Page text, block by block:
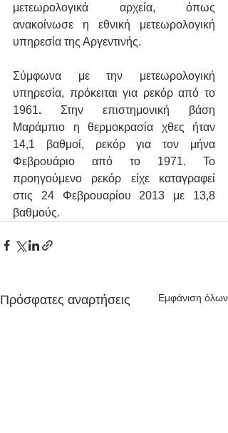
μετεωρολογικά αρχεία, όπως
ανακοίνωσε η εθνική μετεωρολογική
υπηρεσία της Αργεντινής.
Σύμφωνα με την μετεωρολογική
υπηρεσία, πρόκειται για ρεκόρ από το
1961. Στην επιστημονική βάση
Μαράμπιο η θερμοκρασία χθες ήταν
14,1 βαθμοί, ρεκόρ για τον μήνα
Φεβρουάριο από το 1971. Το
προηγούμενο ρεκόρ είχε καταγραφεί
στις 24 Φεβρουαρίου 2013 με 13,8
βαθμούς.
Πρόσφατες αναρτήσεις Εμφάνιση όλων